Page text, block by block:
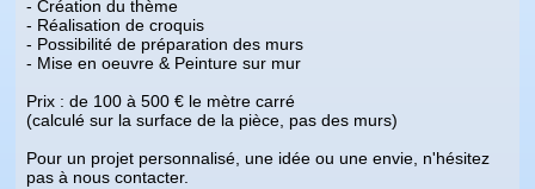
- Création du thème
- Réalisation de croquis
- Possibilité de préparation des murs
- Mise en oeuvre & Peinture sur mur
Prix : de 100 à 500 € le mètre carré
(calculé sur la surface de la pièce, pas des murs)
Pour un projet personnalisé, une idée ou une envie, n'hésitez
pas à nous contacter.